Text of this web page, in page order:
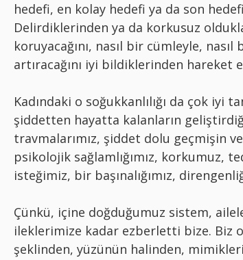
hedefi, en kolay hedefi ya da son
Delirdiklerinden ya da korkusuz
koruyacağını, nasıl bir cümleyle,
artıracağını iyi bildiklerinden hareket
Kadındaki o soğukkanlılığı da çok iyi
şiddetten hayatta kalanların
travmalarımız, şiddet dolu geçmişin
psikolojik sağlamlığımız, korkumuz,
isteğimiz, bir başınalığımız,
Çünkü, içine doğduğumuz sistem,
ileklerimize kadar ezberletti bize. Biz
şeklinden, yüzünün halinden,